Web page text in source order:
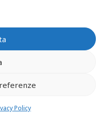
Policy
auto ubriaco danno